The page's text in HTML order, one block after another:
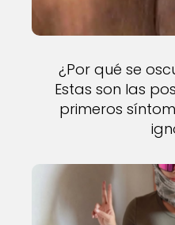
¿Por qué se
Estas son las
primeros